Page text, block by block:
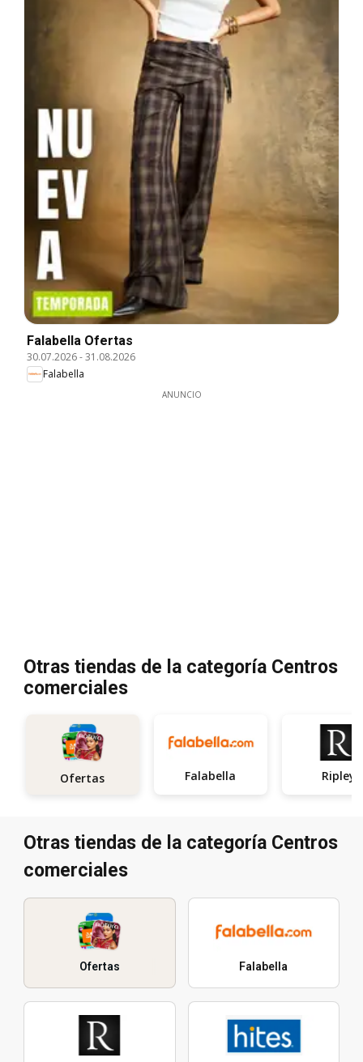
Falabella Ofertas
30.07.2026-31.08.2026
Falabella
ANUNCIO
Otras tiendas de la categoría Centros
comerciales
Ofertas Falabella Ripley
Otras tiendas de la categoría Centros
comerciales
Ofertas Falabella